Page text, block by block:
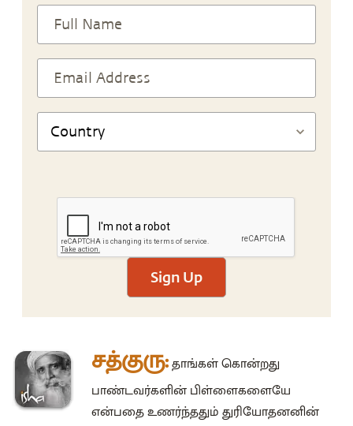
Sign Up
சத்குரு:தாங்கள் கொன்றது
பாண்டவர்களின் பிள்ளைகளையே
என்பதை உணர்ந்ததும் துரியோதனனின்